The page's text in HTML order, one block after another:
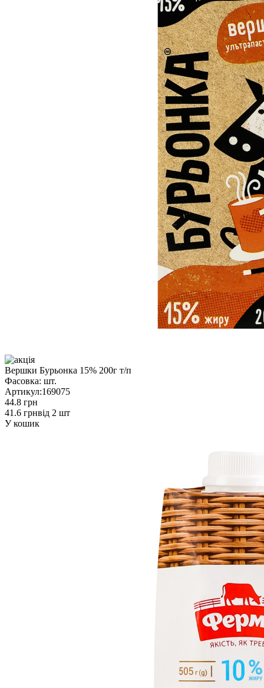
Вершки Бурьонка 15% 200г т/п
Фасовка: шт.
Артикул:169075
44.8 грн
41.6 грнвід 2 шт
У кошик